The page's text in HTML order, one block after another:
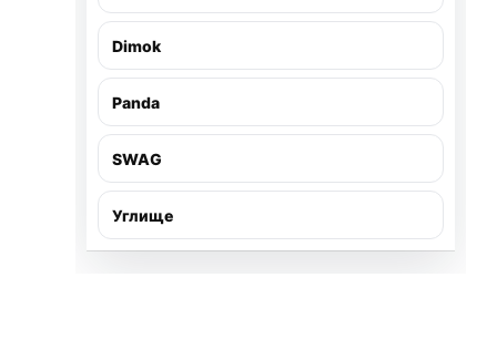
Dimok
Panda
SWAG
Углище